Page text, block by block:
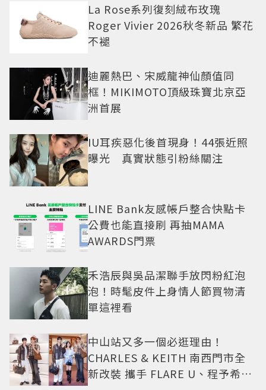
La Rose系列復刻絨布玫瑰
Roger Vivier 2026秋冬新品 繁花
不褪
迪麗熱巴、宋威龍神仙顏值同
框！MIKIMOTO頂級珠寶北京亞
洲首展
IU耳疾惡化後首現身！44張近照
曝光 真實狀態引粉絲關注
LINE Bank友感帳戶整合快點卡
公費也能直接刷 再抽MAMA
AWARDS門票
禾浩辰與吳品潔聯手放閃粉紅泡
泡！時髦皮件上身情人節買物清
單這裡看
中山站又多一個必逛理由！
CHARLES & KEITH 南西門市全
新改裝 攜手 FLARE U、程予希演